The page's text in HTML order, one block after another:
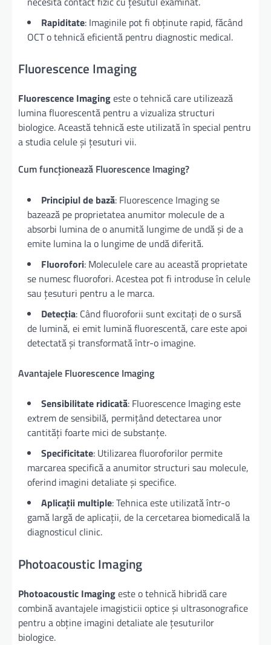
Rapiditate: Imaginile pot fi obținute rapid, făcând
OCT o tehnică eficientă pentru diagnostic medical.
Fluorescence Imaging
Fluorescence Imagingeste o tehnică care utilizează
lumina fluorescentă pentru a vizualiza structuri
biologice. Această tehnică este utilizată în special pentru
a studia celule și țesuturi vii.
Cum funcționează Fluorescence Imaging?
Principiul de bază: Fluorescence Imaging se
bazează pe proprietatea anumitor molecule de a
absorbi lumina de o anumită lungime de undă și de a
emite lumina la o lungime de undă diferită.
Fluorofori: Moleculele care au această proprietate
se numesc fluorofori. Acestea pot fi introduse în celule
sau țesuturi pentru a le marca.
Detecția: Când fluoroforii sunt excitați de o sursă
de lumină, ei emit lumină fluorescentă, care este apoi
detectată și transformată într-o imagine.
Avantajele Fluorescence Imaging
Sensibilitate ridicată: Fluorescence Imaging este
extrem de sensibilă, permițând detectarea unor
cantități foarte mici de substanțe.
Specificitate: Utilizarea fluoroforilor permite
marcarea specifică a anumitor structuri sau molecule,
oferind imagini detaliate și specifice.
Aplicații multiple: Tehnica este utilizată într-o
gamă largă de aplicații, de la cercetarea biomedicală la
diagnosticul clinic.
Photoacoustic Imaging
Photoacoustic Imagingeste o tehnică hibridă care
combină avantajele imagisticii optice și ultrasonografice
pentru a obține imagini detaliate ale țesuturilor
biologice.